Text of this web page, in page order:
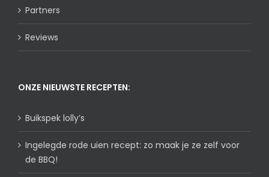
Partners
Reviews
ONZE NIEUWSTE RECEPTEN:
Buikspek lolly’s
Ingelegde rode uien recept: zo maak je ze zelf voor
de BBQ!